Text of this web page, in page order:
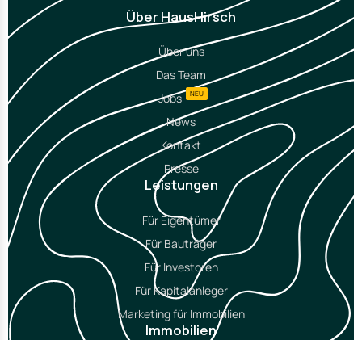
Über HausHirsch
Über uns
Das Team
Jobs
NEU
News
Kontakt
Presse
Leistungen
Für Eigentümer
Für Bauträger
Für Investoren
Für Kapitalanleger
Marketing für Immobilien
Immobilien